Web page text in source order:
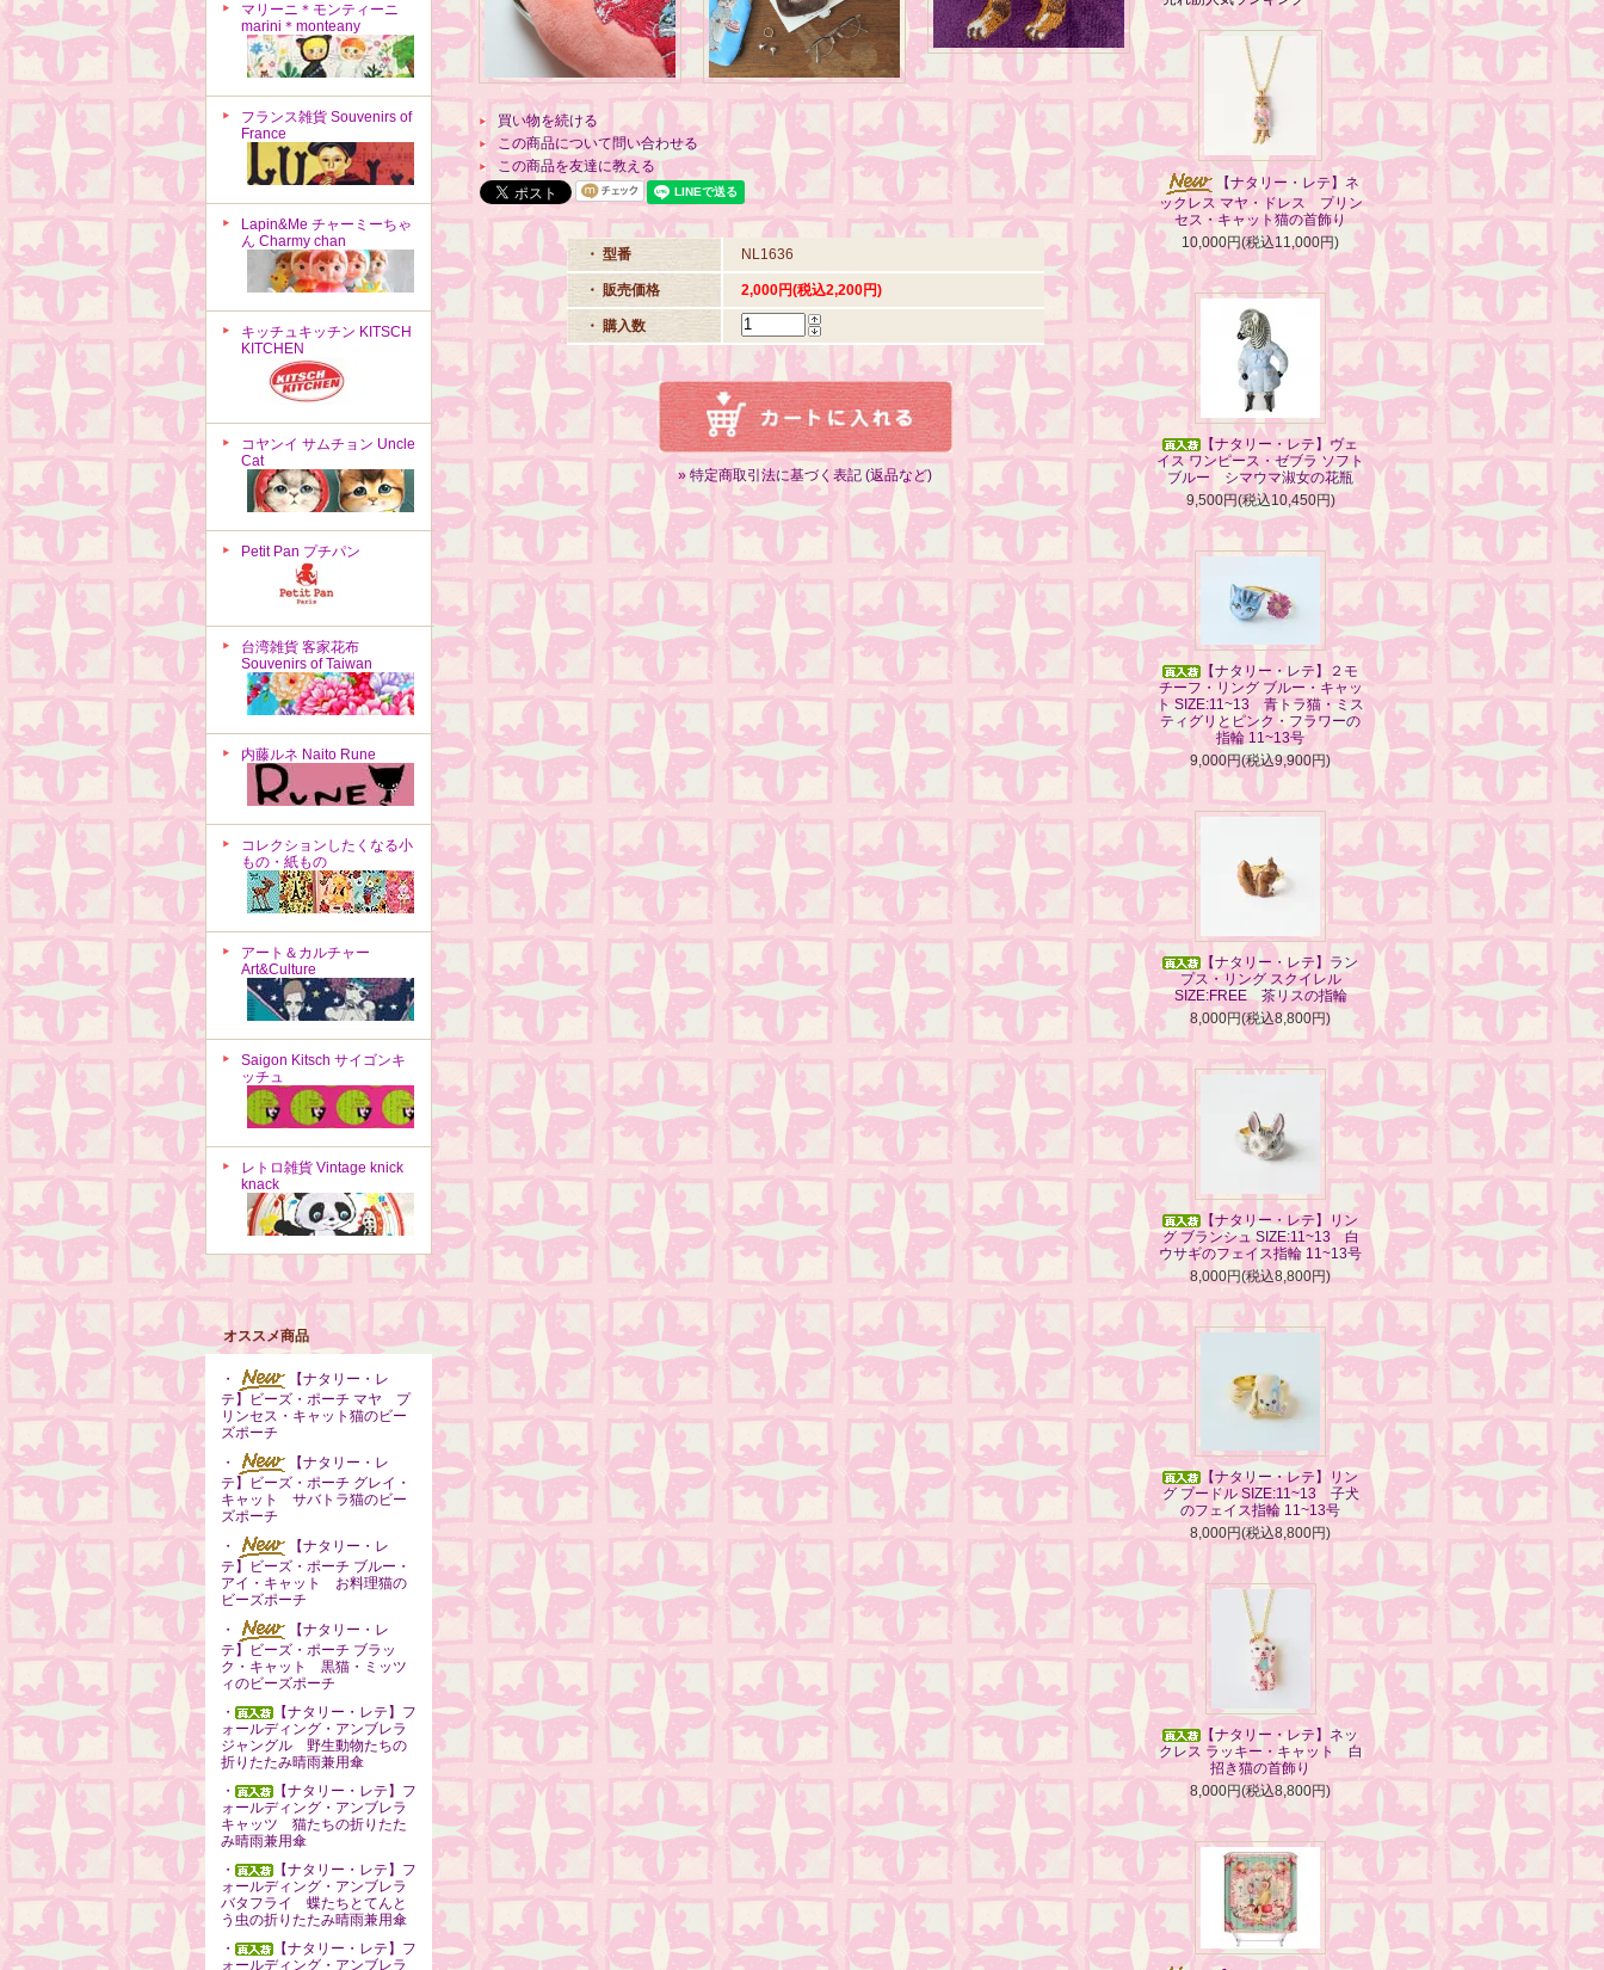
マリーニ＊モンティーニ
marini＊monteany
フランス雑貨 Souvenirs of
France
Lapin&Me チャーミーちゃ
ん Charmy chan
キッチュキッチン KITSCH
KITCHEN
コヤンイ サムチョン Uncle
Cat
Petit Pan プチパン
台湾雑貨 客家花布
Souvenirs of Taiwan
内藤ルネ Naito Rune
コレクションしたくなる小
もの・紙もの
アート＆カルチャー
Art&Culture
Saigon Kitsch サイゴンキ
ッチュ
レトロ雑貨 Vintage knick
knack
オススメ商品
・
【ナタリー・レ
テ】ビーズ・ポーチ マヤ プ
リンセス・キャット猫のビー
ズポーチ
・
【ナタリー・レ
テ】ビーズ・ポーチ グレイ・
キャット サバトラ猫のビー
ズポーチ
・
【ナタリー・レ
テ】ビーズ・ポーチ ブルー・
アイ・キャット お料理猫の
ビーズポーチ
・
【ナタリー・レ
テ】ビーズ・ポーチ ブラッ
ク・キャット 黒猫・ミッツ
ィのビーズポーチ
・
【ナタリー・レテ】フ
ォールディング・アンブレラ
ジャングル 野生動物たちの
折りたたみ晴雨兼用傘
・
【ナタリー・レテ】フ
ォールディング・アンブレラ
キャッツ 猫たちの折りたた
み晴雨兼用傘
・
【ナタリー・レテ】フ
ォールディング・アンブレラ
バタフライ 蝶たちとてんと
う虫の折りたたみ晴雨兼用傘
・
【ナタリー・レテ】フ
ォールディング・アンブレラ
買い物を続ける
この商品について問い合わせる
この商品を友達に教える
・ 型番 NL1636
・ 販売価格 2,000円(税込2,200円)
・ 購入数
» 特定商取引法に基づく表記 (返品など)
【ナタリー・レテ】ネ
ックレス マヤ・ドレス プリン
セス・キャット猫の首飾り
10,000円(税込11,000円)
【ナタリー・レテ】ヴェ
イス ワンピース・ゼブラ ソフト
ブルー シマウマ淑女の花瓶
9,500円(税込10,450円)
【ナタリー・レテ】２モ
チーフ・リング ブルー・キャッ
ト SIZE:11~13 青トラ猫・ミス
ティグリとピンク・フラワーの
指輪 11~13号
9,000円(税込9,900円)
【ナタリー・レテ】ラン
プス・リング スクイレル
SIZE:FREE 茶リスの指輪
8,000円(税込8,800円)
【ナタリー・レテ】リン
グ ブランシュ SIZE:11~13 白
ウサギのフェイス指輪 11~13号
8,000円(税込8,800円)
【ナタリー・レテ】リン
グ プードル SIZE:11~13 子犬
のフェイス指輪 11~13号
8,000円(税込8,800円)
【ナタリー・レテ】ネッ
クレス ラッキー・キャット 白
招き猫の首飾り
8,000円(税込8,800円)